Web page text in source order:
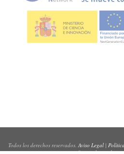
Todos los derechos reservados.Aviso Legal|
Sitio web creado